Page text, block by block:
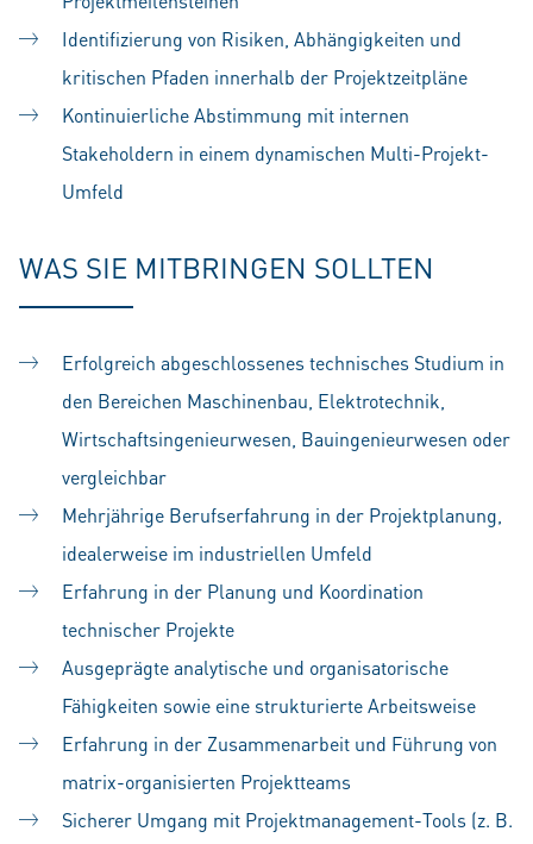
Identifizierung von Risiken, Abhängigkeiten und
kritischen Pfaden innerhalb der Projektzeitpläne
Kontinuierliche Abstimmung mit internen
Stakeholdern in einem dynamischen Multi-Projekt-
Umfeld
WAS SIE MITBRINGEN SOLLTEN
Erfolgreich abgeschlossenes technisches Studium in
den Bereichen Maschinenbau, Elektrotechnik,
Wirtschaftsingenieurwesen, Bauingenieurwesen oder
vergleichbar
Mehrjährige Berufserfahrung in der Projektplanung,
idealerweise im industriellen Umfeld
Erfahrung in der Planung und Koordination
technischer Projekte
Ausgeprägte analytische und organisatorische
Fähigkeiten sowie eine strukturierte Arbeitsweise
Erfahrung in der Zusammenarbeit und Führung von
matrix-organisierten Projektteams
Sicherer Umgang mit Projektmanagement-Tools (z. B.